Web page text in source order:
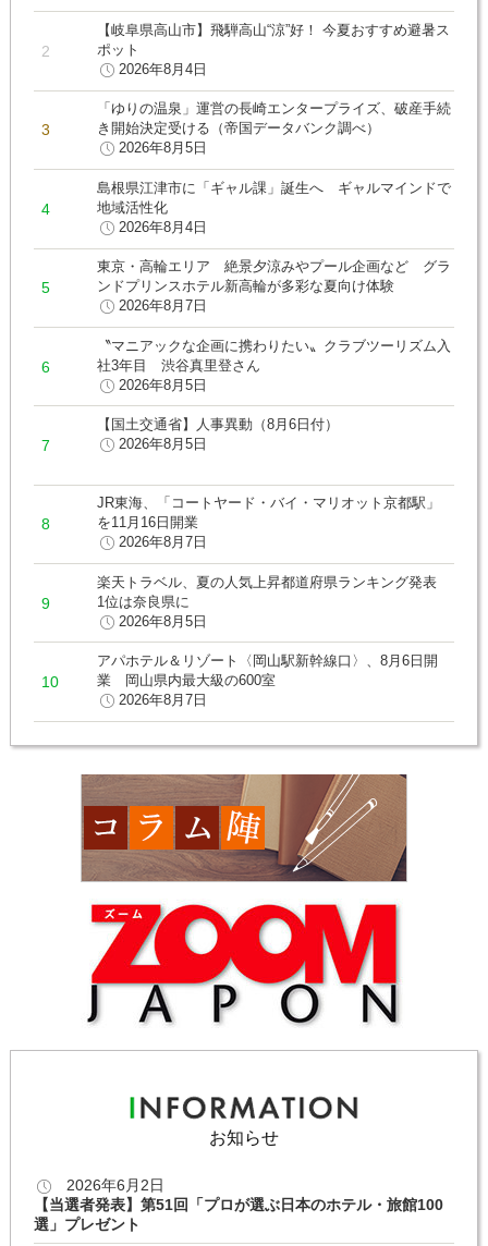
【岐阜県高山市】飛騨高山“涼”好！ 今夏おすすめ避暑ス
ポット
2026年8月4日
「ゆりの温泉」運営の長崎エンタープライズ、破産手続
き開始決定受ける（帝国データバンク調べ）
2026年8月5日
島根県江津市に「ギャル課」誕生へ ギャルマインドで
地域活性化
2026年8月4日
東京・高輪エリア 絶景夕涼みやプール企画など グラ
ンドプリンスホテル新高輪が多彩な夏向け体験
2026年8月7日
〝マニアックな企画に携わりたい〟クラブツーリズム入
社3年目 渋谷真里登さん
2026年8月5日
【国土交通省】人事異動（8月6日付）
2026年8月5日
JR東海、「コートヤード・バイ・マリオット京都駅」
を11月16日開業
2026年8月7日
楽天トラベル、夏の人気上昇都道府県ランキング発表
1位は奈良県に
2026年8月5日
アパホテル＆リゾート〈岡山駅新幹線口〉、8月6日開
業 岡山県内最大級の600室
2026年8月7日
お知らせ
2026年6月2日
【当選者発表】第51回「プロが選ぶ日本のホテル・旅館100
選」プレゼント